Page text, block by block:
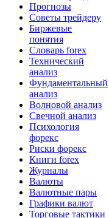
Прогнозы
Советы трейдеру
Биржевые
понятия
Словарь forex
Технический
анализ
Фундаментальный
анализ
Волновой анализ
Свечной анализ
Психология
форекс
Риски форекс
Книги forex
Журналы
Валюты
Валютные пары
Графики валют
Торговые тактики